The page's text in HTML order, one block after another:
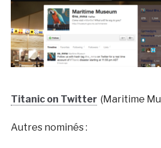
Titanic on Twitter(Maritime
Autres nominés :